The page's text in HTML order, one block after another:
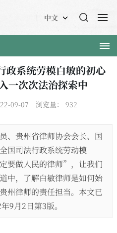
中文
政系统劳模白敏的初心
一次次法治探索中
09-07 浏览量： 932
、贵州省律师协会会长、国
国司法行政系统劳动模
要做人民的律师”，让我们
中，了解白敏律师是如何始
州律师的责任担当。本文已
9月2日第3版。